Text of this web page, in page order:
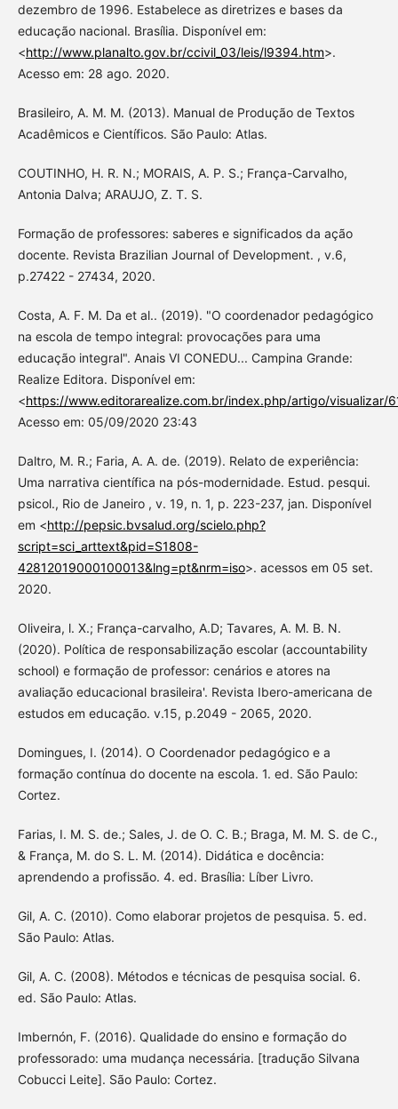
dezembro de 1996. Estabelece as diretrizes e bases da
educação nacional. Brasília. Disponível em:
<http://www.planalto.gov.br/ccivil_03/leis/l9394.htm>.
Acesso em: 28 ago. 2020.
Brasileiro, A. M. M. (2013). Manual de Produção de Textos
Acadêmicos e Científicos. São Paulo: Atlas.
COUTINHO, H. R. N.; MORAIS, A. P. S.; França-Carvalho,
Antonia Dalva; ARAUJO, Z. T. S.
Formação de professores: saberes e significados da ação
docente. Revista Brazilian Journal of Development. , v.6,
p.27422 - 27434, 2020.
Costa, A. F. M. Da et al.. (2019). "O coordenador pedagógico
na escola de tempo integral: provocações para uma
educação integral". Anais VI CONEDU... Campina Grande:
Realize Editora. Disponível em:
<https://www.editorarealize.com.br/index.php/artigo/visualizar/
Acesso em: 05/09/2020 23:43
Daltro, M. R.; Faria, A. A. de. (2019). Relato de experiência:
Uma narrativa científica na pós-modernidade. Estud. pesqui.
psicol., Rio de Janeiro , v. 19, n. 1, p. 223-237, jan. Disponível
em <http://pepsic.bvsalud.org/scielo.php?
script=sci_arttext&pid=S1808-
42812019000100013&lng=pt&nrm=iso>. acessos em 05 set.
2020.
Oliveira, l. X.; França-carvalho, A.D; Tavares, A. M. B. N.
(2020). Política de responsabilização escolar (accountability
school) e formação de professor: cenários e atores na
avaliação educacional brasileira'. Revista Ibero-americana de
estudos em educação. v.15, p.2049 - 2065, 2020.
Domingues, I. (2014). O Coordenador pedagógico e a
formação contínua do docente na escola. 1. ed. São Paulo:
Cortez.
Farias, I. M. S. de.; Sales, J. de O. C. B.; Braga, M. M. S. de C.,
& França, M. do S. L. M. (2014). Didática e docência:
aprendendo a profissão. 4. ed. Brasília: Líber Livro.
Gil, A. C. (2010). Como elaborar projetos de pesquisa. 5. ed.
São Paulo: Atlas.
Gil, A. C. (2008). Métodos e técnicas de pesquisa social. 6.
ed. São Paulo: Atlas.
Imbernón, F. (2016). Qualidade do ensino e formação do
professorado: uma mudança necessária. [tradução Silvana
Cobucci Leite]. São Paulo: Cortez.